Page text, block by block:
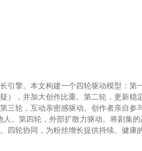
引擎。本文构建一个四轮驱动模型：第
），并加大创作比重。第二轮，更新稳
三轮，互动亲密感驱动。创作者亲自参
。第四轮，外部扩散力驱动。将剧集
轮协同，为粉丝增长提供持续、健康